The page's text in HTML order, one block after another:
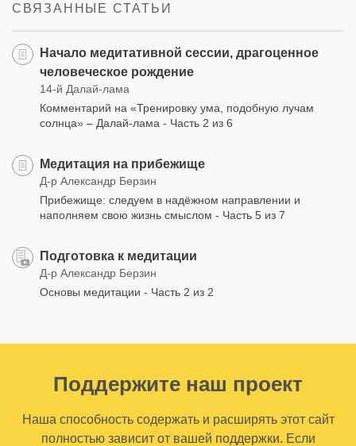
СВЯЗАННЫЕ СТАТЬИ
Начало медитативной сессии, драгоценное
человеческое рождение
14-й Далай-лама
Комментарий на «Тренировку ума, подобную лучам
солнца» – Далай-лама - Часть 2 из 6
Медитация на прибежище
Д-р Александр Берзин
Прибежище: следуем в надёжном направлении и
наполняем свою жизнь смыслом - Часть 5 из 7
Подготовка к медитации
Д-р Александр Берзин
Основы медитации - Часть 2 из 2
Поддержите наш проект
Наша способность содержать и расширять этот сайт
полностью зависит от вашей поддержки. Если